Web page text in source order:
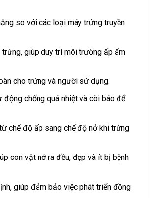
so với các loại máy trứng truyền
giúp duy trì môi trường ấp ẩm
cho trứng và người sử dụng.
chống quá nhiệt và còi báo để
chế độ ấp sang chế độ nở khi trứng
con vật nở ra đều, đẹp và ít bị bệnh
giúp đảm bảo việc phát triển đồng